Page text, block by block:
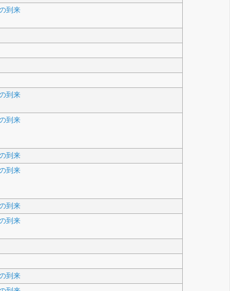
到来
到来
到来
到来
到来
到来
到来
到来